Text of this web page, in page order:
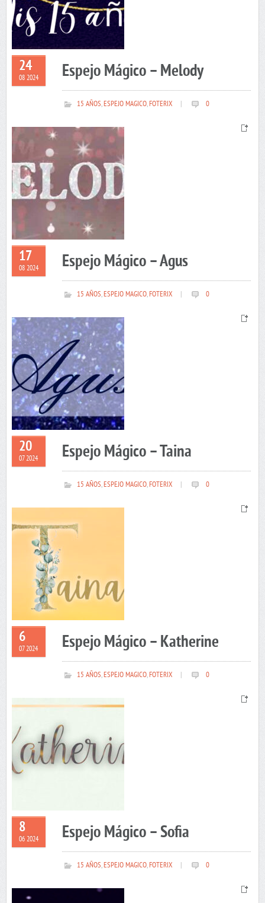
24
08 2024 Espejo Mágico – Melody
15 AÑOS,ESPEJO MAGICO,FOTERIX 0
17
08 2024 Espejo Mágico – Agus
15 AÑOS,ESPEJO MAGICO,FOTERIX 0
20
07 2024 Espejo Mágico – Taina
15 AÑOS,ESPEJO MAGICO,FOTERIX 0
6
07 2024 Espejo Mágico – Katherine
15 AÑOS,ESPEJO MAGICO,FOTERIX 0
8
06 2024 Espejo Mágico – Sofia
15 AÑOS,ESPEJO MAGICO,FOTERIX 0